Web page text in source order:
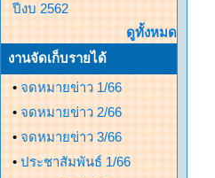
ปีงบ 2562
ดูทั้งหมด
งานจัดเก็บรายได้
• จดหมายข่าว 1/66
• จดหมายข่าว 2/66
• จดหมายข่าว 3/66
• ประชาสัมพันธ์ 1/66